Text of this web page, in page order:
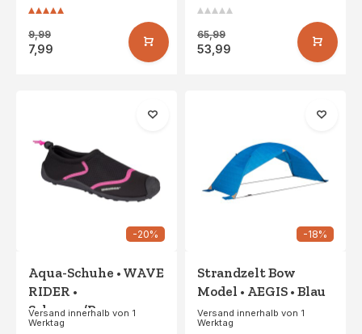
9,99
7,99
65,99
53,99
-20%
Aqua-Schuhe • WAVE
RIDER •
Schwarz/Rosa
Versand innerhalb von 1
Werktag
-18%
Strandzelt Bow
Model • AEGIS • Blau
Versand innerhalb von 1
Werktag